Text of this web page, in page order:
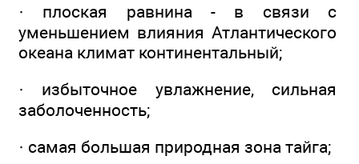
· плоская равнина - в связи с
уменьшением влияния Атлантического
океана климат континентальный;
· избыточное увлажнение, сильная
заболоченность;
· самая большая природная зона тайга;